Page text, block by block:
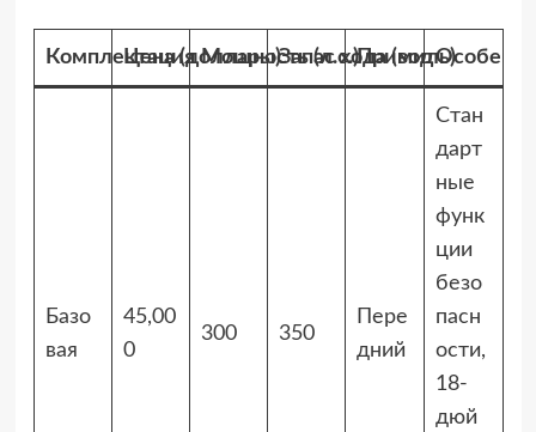
КомплектацияЦена (доллары)Мощность (л.с.)Запас хода (миль)
Привод
Базо
вая
45,00
0
300 350
Пере
дний
Стан
дарт
ные
функ
ции
безо
пасн
ости,
18-
дюй